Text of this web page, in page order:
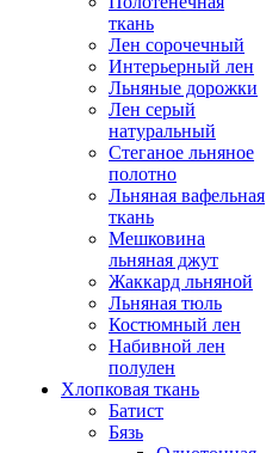
ткань
Лен сорочечный
Интерьерный лен
Льняные дорожки
Лен серый
натуральный
Стеганое льняное
полотно
Льняная вафельная
ткань
Мешковина
льняная джут
Жаккард льняной
Льняная тюль
Костюмный лен
Набивной лен
полулен
Хлопковая ткань
Батист
Бязь